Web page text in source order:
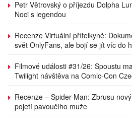
Petr Větrovský o příjezdu Dolpha
Noci s legendou
Recenze Virtuální přítelkyně:
svět OnlyFans, ale bojí se jít víc do
Filmové události #31/26: Spoustu
Twilight návštěva na Comic-Con
Recenze – Spider-Man: Zbrusu
pojetí pavoučího muže